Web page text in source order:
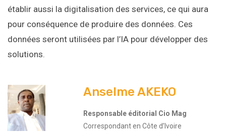
établir aussi la digitalisation des services, ce qui aura
pour conséquence de produire des données. Ces
données seront utilisées par l’IA pour développer des
solutions.
Anselme AKEKO
Responsable éditorial Cio Mag
Correspondant en Côte d’Ivoire